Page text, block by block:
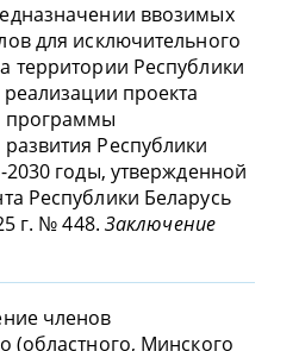
ввозимых
для исключительного
территории Республики
проекта
программы
Республики
2030 годы, утвержденной
Республики Беларусь
г. № 448. Заключение
членов
(областного, Минского